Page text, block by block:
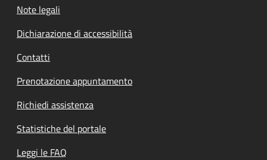
Note legali
Dichiarazione di accessibilità
Contatti
Prenotazione appuntamento
Richiedi assistenza
Statistiche del portale
Leggi le FAQ